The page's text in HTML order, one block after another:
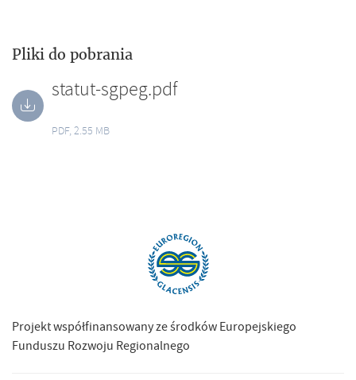
Pliki do pobrania
statut-sgpeg.pdf
PDF, 2.55 MB
Projekt współfinansowany ze środków Europejskiego
Funduszu Rozwoju Regionalnego